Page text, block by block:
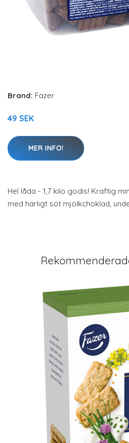
Brand: Fazer
49 SEK
MER INFO!
Hel låda - 1,7 kilo godis! Kraftig
med härligt söt mjölkchoklad,